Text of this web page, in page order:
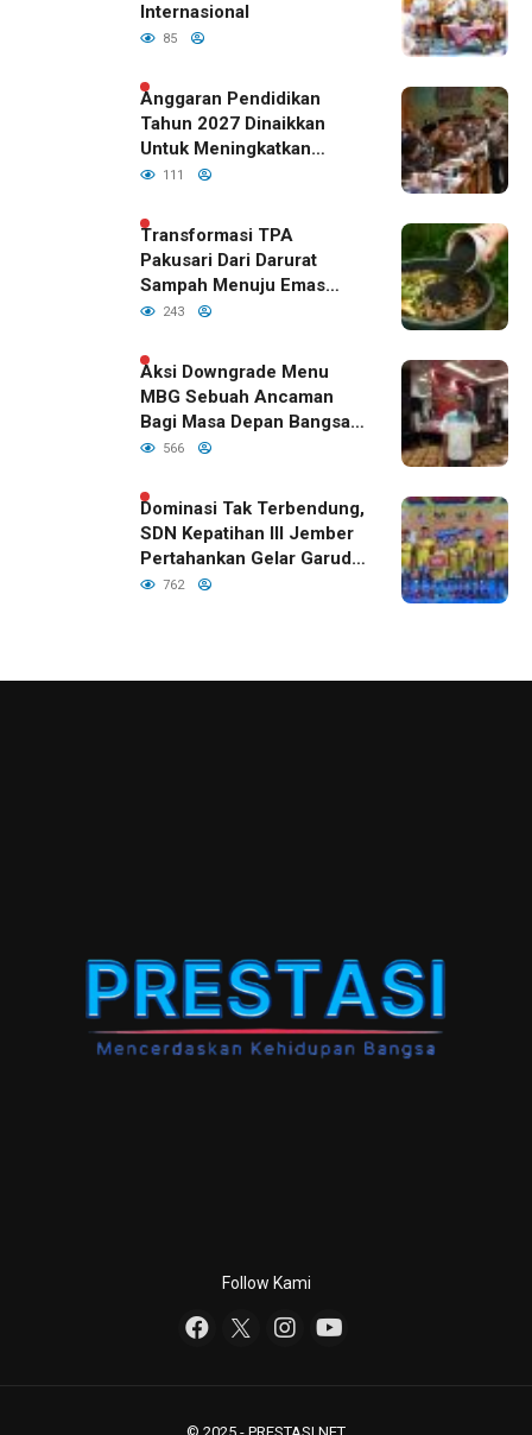
Internasional
85
Anggaran Pendidikan
Tahun 2027 Dinaikkan
Untuk Meningkatkan
Kualitas Anak Bangsa,
RI
111
Transformasi TPA
Pakusari Dari Darurat
Sampah Menuju Emas
Hijau di Era Kepemimpinan
243
Aksi Downgrade Menu
MBG Sebuah Ancaman
Bagi Masa Depan Bangsa
Indonesia
566
Dominasi Tak Terbendung,
SDN Kepatihan III Jember
Pertahankan Gelar Garuda
Cup 2026
762
Follow Kami